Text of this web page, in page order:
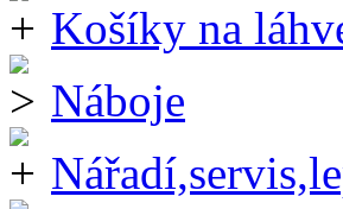
Košíky na
Náboje